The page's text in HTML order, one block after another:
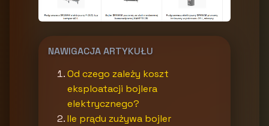
NAWIGACJA ARTYKUŁU
Od czego zależy koszt
eksploatacji bojlera
elektrycznego?
Ile prądu zużywa bojler